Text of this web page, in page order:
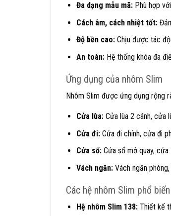
Đa dạng mẫu mã:Phù hợp
Cách âm, cách nhiệt tốt:
Độ bền cao:Chịu được tác
An toàn:Hệ thống khóa đa
Ứng dụng của nhôm Slim
Nhôm Slim được ứng dụng rộng
Cửa lùa:Cửa lùa 2 cánh, cửa
Cửa đi:Cửa đi chính, cửa đi
Cửa sổ:Cửa sổ mở quay,
Vách ngăn:Vách ngăn
Các hệ nhôm Slim phổ biến
Hệ nhôm Slim 138:Thiết kế